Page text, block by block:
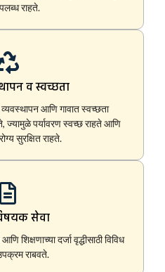
राहते.
व स्वच्छता
आणि गावात स्वच्छता
ज्यामुळे पर्यावरण स्वच्छ राहते आणि
सुरक्षित राहते.
सेवा
शिक्षणाच्या दर्जा वृद्धीसाठी विविध
राबवते.